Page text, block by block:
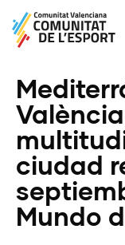
ciudad
Mundo